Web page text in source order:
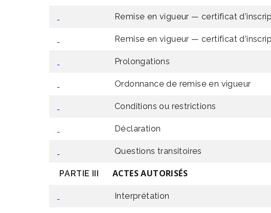
Remise en vigueur — certificat
Remise en vigueur — certificat
Prolongations
Ordonnance de remise en vigueur
Conditions ou restrictions
Déclaration
Questions transitoires
PARTIE III ACTES AUTORISÉS
Interprétation